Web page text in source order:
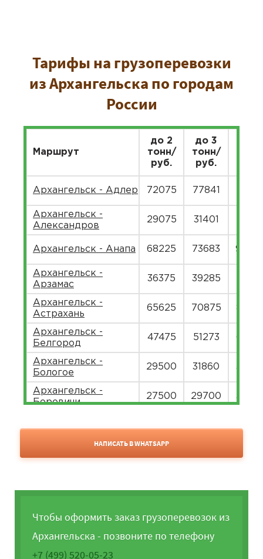
Тарифы на грузоперевозки
из Архангельска по городам
России
Маршрут
до 2
тонн/
руб.
до 3
тонн/
руб.
Архангельск - Адлер 72075 77841
Архангельск -
Александров
29075 31401
Архангельск - Анапа 68225 73683
Архангельск -
Арзамас
36375 39285
Архангельск -
Астрахань
65625 70875
Архангельск -
Белгород
47475 51273
Архангельск -
Бологое
29500 31860
Архангельск -
Боровичи
27500 29700
Брянск
Чебоксары
Челябинск
Череповец
20525 22167
Архангельск -
Дмитров
32319
НАПИСАТЬ В WHATSAPP
Чтобы оформить заказ грузоперевозок из
Архангельска - позвоните по телефону
+7 (499) 520-05-23